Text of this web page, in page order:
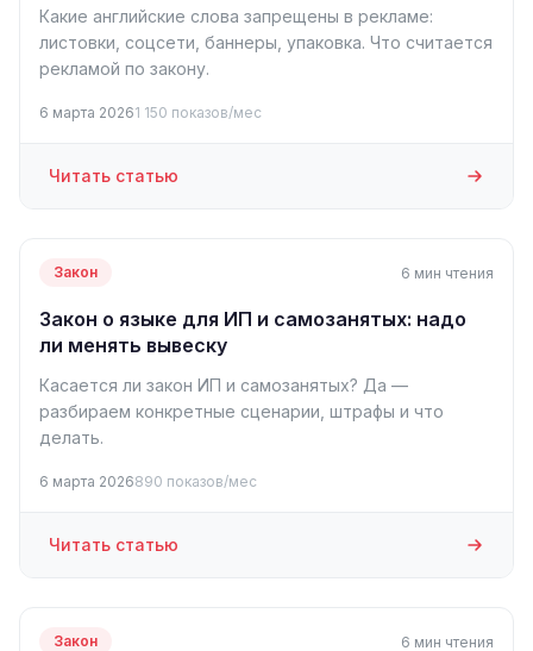
Какие английские слова запрещены в рекламе:
листовки, соцсети, баннеры, упаковка. Что считается
рекламой по закону.
6 марта 20261 150 показов/мес
Читать статью
Закон 6 мин чтения
Закон о языке для ИП и самозанятых: надо
ли менять вывеску
Касается ли закон ИП и самозанятых? Да —
разбираем конкретные сценарии, штрафы и что
делать.
6 марта 2026890 показов/мес
Читать статью
Закон 6 мин чтения